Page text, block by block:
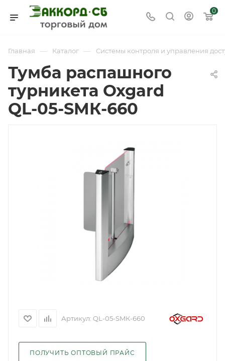
0
Главная — Каталог — Системы контроля и управления
Тумба распашного
турникета Oxgard
QL-05-SMК-660
Артикул: QL-05-SMК-660
ПОЛУЧИТЬ ОПТОВЫЙ ПРАЙС